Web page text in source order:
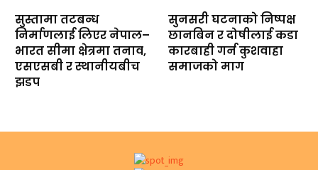
सुस्तामा तटबन्ध
निर्माणलाई लिएर नेपाल–
भारत सीमा क्षेत्रमा तनाव,
एसएसबी र स्थानीयबीच
झडप
सुनसरी घटनाको निष्पक्ष
छानबिन र दोषीलाई कडा
कारबाही गर्न कुशवाहा
समाजको माग